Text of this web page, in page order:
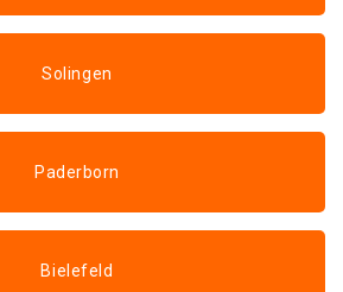
Solingen
Paderborn
Bielefeld